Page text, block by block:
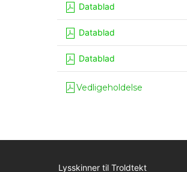
Datablad
Datablad
Datablad
Vedligeholdelse
Lysskinner til Troldtekt